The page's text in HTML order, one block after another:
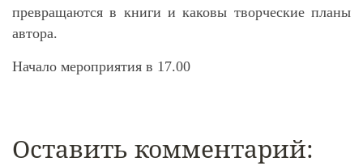
превращаются в книги и каковы творческие планы
автора.
Начало мероприятия в 17.00
Оставить комментарий: